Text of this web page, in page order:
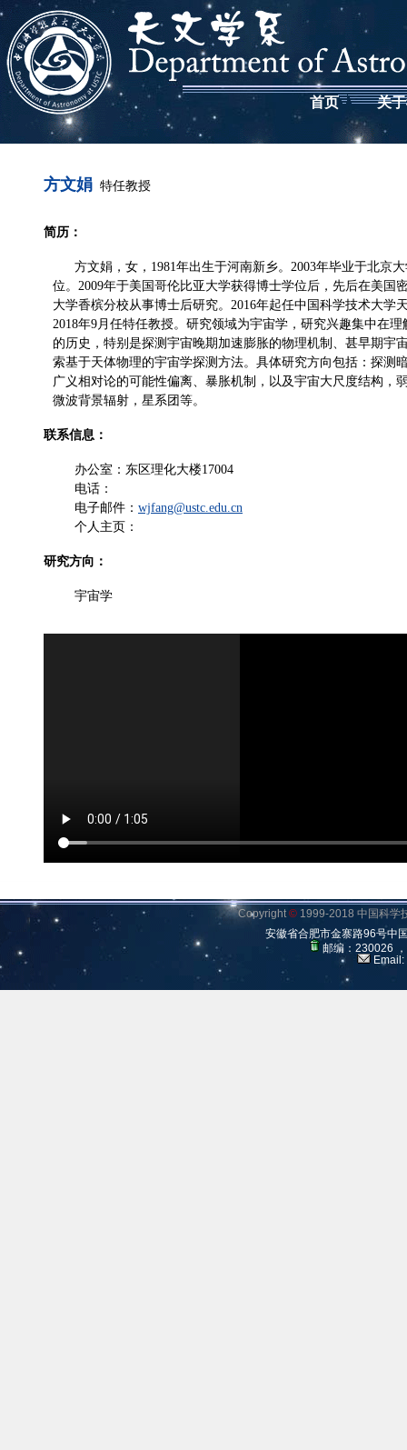
首页 关
方文娟 特任教授
简历：
方文娟，女，1981年出生于河南新乡。2003年毕业于北京
位。2009年于美国哥伦比亚大学获得博士学位后，先后在美国
大学香槟分校从事博士后研究。2016年起任中国科学技术大学
2018年9月任特任教授。研究领域为宇宙学，研究兴趣集中在
的历史，特别是探测宇宙晚期加速膨胀的物理机制、甚早期宇
索基于天体物理的宇宙学探测方法。具体研究方向包括：探测
广义相对论的可能性偏离、暴胀机制，以及宇宙大尺度结构，
微波背景辐射，星系团等。
联系信息：
办公室：东区理化大楼17004
电话：
电子邮件： wjfang@ustc.edu.cn
个人主页：
研究方向：
宇宙学
Copyright©1999-2018 中国科学
安徽省合肥市金寨路96号中
邮编：230026
Email: